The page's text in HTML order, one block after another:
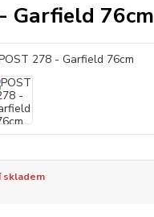
Garfield 76cm
skladem